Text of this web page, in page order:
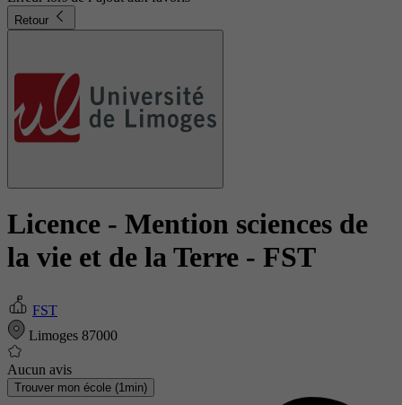
Retour
Licence - Mention sciences de
la vie et de la Terre - FST
FST
Limoges 87000
Aucun avis
Trouver mon école (1min)